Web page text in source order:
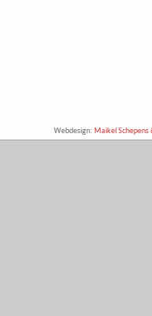
Webdesign: Maikel Schepens